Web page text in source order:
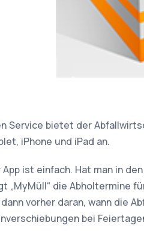
Service bietet der
iPhone und iPad an.
ist einfach. Hat man in
„MyMüll“ die Abholtermine
vorher daran, wann die
bei